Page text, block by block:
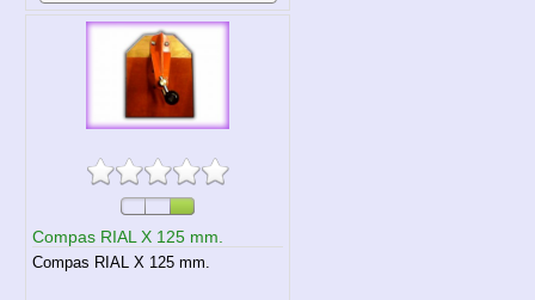
Compas RIAL X 125 mm.
Compas RIAL X 125 mm.